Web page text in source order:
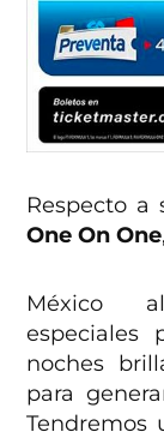
Respecto a
One On One
México
especiales
noches
para
Tendremos